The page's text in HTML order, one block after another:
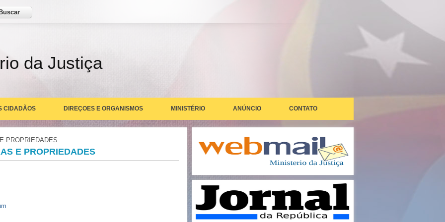
da Justiça
CIDADÃOS DIREÇOES E ORGANISMOS MINISTÉRIO ANÚNCIO CONTATO
PROPRIEDADES
E PROPRIEDADES